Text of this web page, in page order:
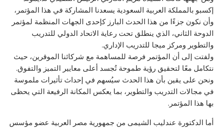
إكسبو بالمملكة العربية السعودية يسعدنا المشاركة في هذا المؤتمر،
وأن نكون جزءًا من هذا الحدث البارز كإحدى الجهات المنظمة لمؤتمر
الدوحة الثاني، الذي ينطلق تحت رعاية الاتحاد الدولي للتدريب
والتطوير ومركز ميجا للتدريب الإداري.
ولفتت إلى أن المؤتمر فرصة للمساهمة مع شركائنا الموقرين، حيث
نتكامل معًا لتحقيق رؤية طموحة تُجسد أعلى معايير التميز والتفوق.
ونحن على يقين بأن هذا الحدث سيُسهم في إحداث تأثيرات ملموسة
في مجالات التدريب والتطوير، بما يعكس المكانة الرفيعة التي يحظى
بها هذا المؤتمر.
أما الدكتورة عندليب الشيمى من جمهورية مصر العربية عضو مؤسس